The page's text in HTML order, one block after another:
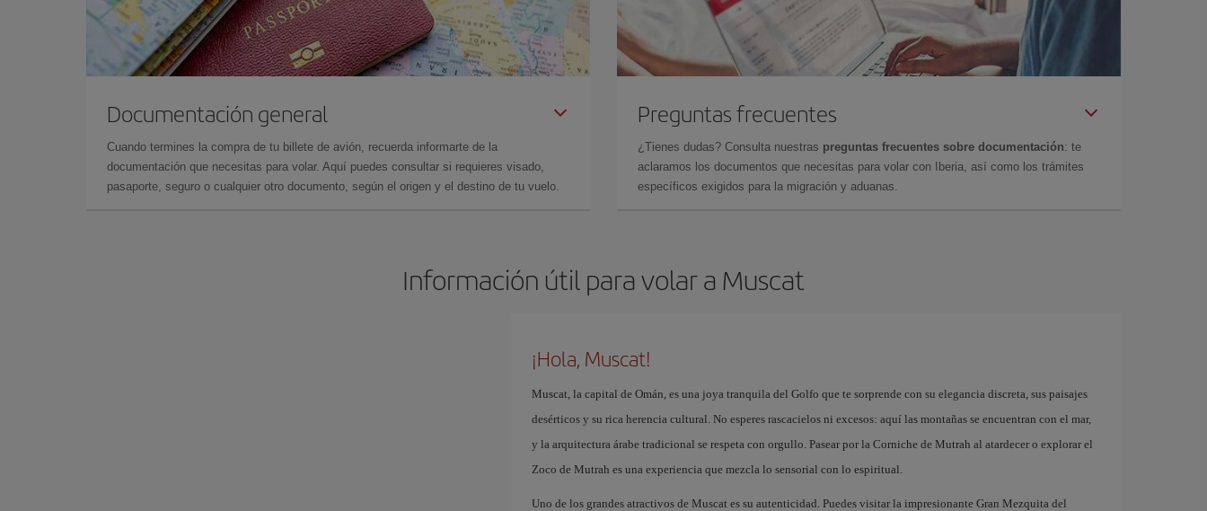
Documentación general
Cuando termines la compra de tu billete de avión, recuerda informarte de la
documentación que necesitas para volar. Aquí puedes consultar si requieres visado,
pasaporte, seguro o cualquier otro documento, según el origen y el destino de tu vuelo.
Preguntas frecuentes
¿Tienes dudas? Consulta nuestras preguntas frecuentes sobre documentación: te
aclaramos los documentos que necesitas para volar con Iberia, así como los trámites
específicos exigidos para la migración y aduanas.
Información útil para volar a Muscat
¡Hola, Muscat!
Muscat, la capital de Omán, es una joya tranquila del Golfo que te sorprende con su elegancia discreta, sus paisajes
desérticos y su rica herencia cultural. No esperes rascacielos ni excesos: aquí las montañas se encuentran con el mar,
y la arquitectura árabe tradicional se respeta con orgullo. Pasear por la Corniche de Mutrah al atardecer o explorar el
Zoco de Mutrah es una experiencia que mezcla lo sensorial con lo espiritual.
Uno de los grandes atractivos de Muscat es su autenticidad. Puedes visitar la impresionante Gran Mezquita del